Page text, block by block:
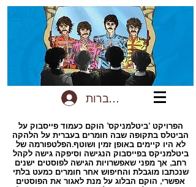
להתחברות
הפרויקט ‘ביטלמניקס’ הוקם כעמוד פייסבוק על
הביטלס בתקופה שבה חומרים בעברית על הלהקה
לא היו קיימים באופן זמין ושוטף.הפלטפורמה של
ביטלמניקס בפייסבוק הנגישה וסיפקה גישה לקהל
רחב, אך מפני שאפשרויות הגישה לפוסטים ישנים
שנכתבו מוגבלת והחיפוש אחר חומרים כמעט בלתי
אפשרי, הוקם הבלוג על מנת לאגור את הפוסטים